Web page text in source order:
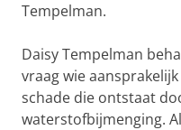
Tempelman.
Daisy Tempelman
vraag wie
schade die ontstaat
waterstofbijmenging.